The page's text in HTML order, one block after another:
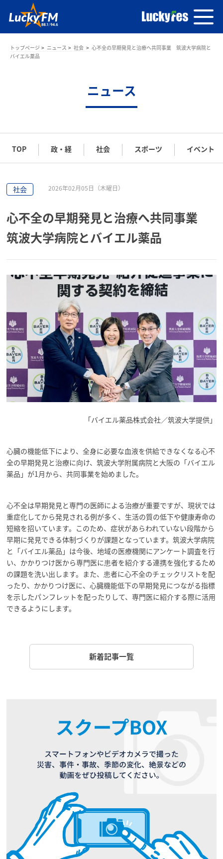
トップページ ニュース 社会
心不全の早期発見と治療へ共同事業 筑波大学病院と
バイエル薬品
ニュース
TOP 政・経 社会 スポーツ イベント
社会 2026年02月05日（木曜日）
心不全の早期発見と治療へ共同事業
筑波大学病院とバイエル薬品
「バイエル薬品株式会社／筑波大学提供」
心臓の機能低下により、全身に必要な血液を供給できなくなる心不
全の早期発見と治療に向け、筑波大学附属病院と大阪の「バイエル
薬品」が1月から、共同事業を始めました。
心不全は早期発見と専門の医師による治療が重要ですが、現状では
重症化してから発見される例が多く、生活の質の低下や健康寿命の
短縮を招いています。このため、症状があらわれていない段階から
早期に発見できる体制づくりが課題となっています。筑波大学病院
と「バイエル薬品」は今後、地域の医療機関にアンケート調査を行
い、かかりつけ医から専門医に患者を紹介する連携を強化するため
の課題を洗い出します。また、患者に心不全のチェックリストを配
ったり、かかりつけ医に、心臓機能低下の早期発見につながる指標
を示したパンフレットを配ったりして、専門医に紹介する際に活用
できるようにします。
新着記事一覧